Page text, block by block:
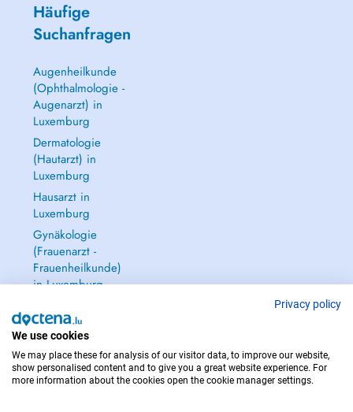
Häufige
Suchanfragen
Augenheilkunde
(Ophthalmologie -
Augenarzt) in
Luxemburg
Dermatologie
(Hautarzt) in
Luxemburg
Hausarzt in
Luxemburg
Gynäkologie
(Frauenarzt -
Frauenheilkunde)
in Luxemburg
IM NOTFALL WENDEN SIE SICH AN : 112
Privacy policy
We use cookies
We may place these for analysis of our visitor data, to improve our website,
show personalised content and to give you a great website experience. For
more information about the cookies open the cookie manager settings.